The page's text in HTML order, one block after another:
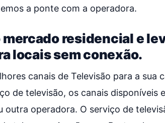
a ponte com a operadora.
residencial e
locais sem conexão.
canais de Televisão para a sua
de televisão, os canais disponíveis
operadora. O serviço de